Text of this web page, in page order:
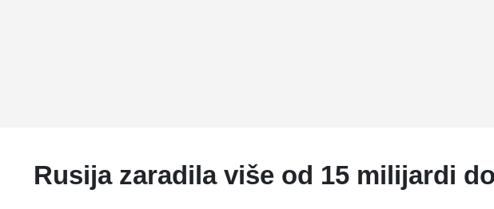
Rusija zaradila više od 15 milijardi